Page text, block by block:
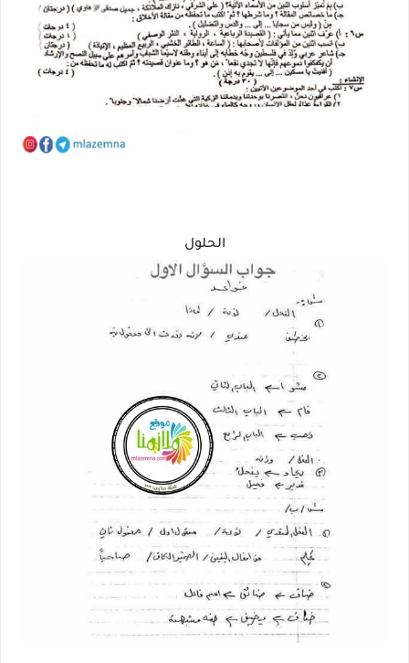
الحلول